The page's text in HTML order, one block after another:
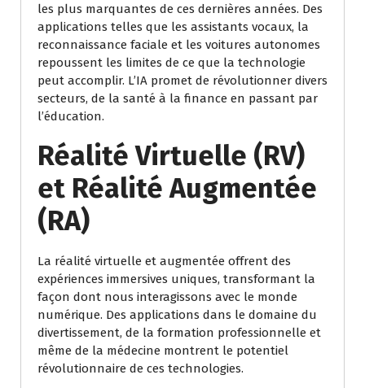
les plus marquantes de ces dernières années. Des
applications telles que les assistants vocaux, la
reconnaissance faciale et les voitures autonomes
repoussent les limites de ce que la technologie
peut accomplir. L’IA promet de révolutionner divers
secteurs, de la santé à la finance en passant par
l’éducation.
Réalité Virtuelle (RV)
et Réalité Augmentée
(RA)
La réalité virtuelle et augmentée offrent des
expériences immersives uniques, transformant la
façon dont nous interagissons avec le monde
numérique. Des applications dans le domaine du
divertissement, de la formation professionnelle et
même de la médecine montrent le potentiel
révolutionnaire de ces technologies.